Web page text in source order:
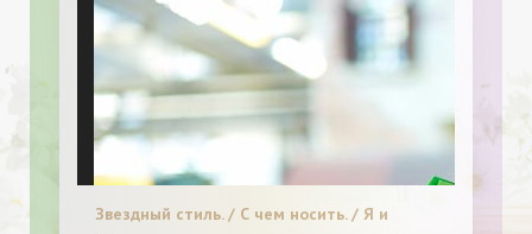
Звездный стиль. / С чем носить. / Я и